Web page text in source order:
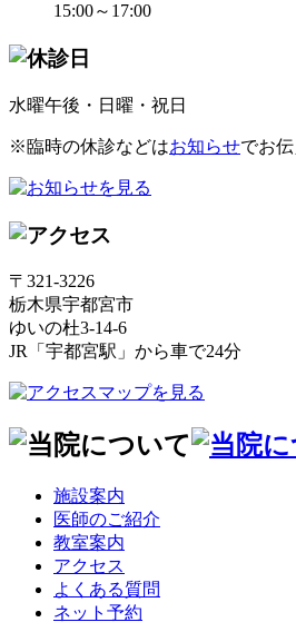
15:00～17:00
水曜午後・日曜・祝日
※臨時の休診などはお知らせでお伝
〒321-3226
栃木県宇都宮市
ゆいの杜3-14-6
JR「宇都宮駅」から車で24分
施設案内
医師のご紹介
教室案内
アクセス
よくある質問
ネット予約